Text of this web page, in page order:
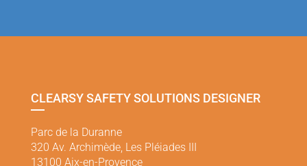
CLEARSY SAFETY SOLUTIONS DESIGNER
Parc de la Duranne
320 Av. Archimède, Les Pléiades III
13100 Aix-en-Provence